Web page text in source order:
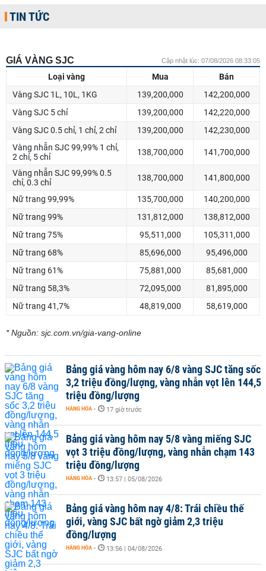
TIN TỨC
GIÁ VÀNG SJC Cập nhật lúc: 07/08/2026 08:33:05
Loại vàng Mua
Bán
Vàng SJC 1L, 10L, 1KG
139,200,000
142,200,000
Vàng SJC 5 chỉ
139,200,000
142,220,000
Vàng SJC 0.5 chỉ, 1 chỉ, 2 chỉ
139,200,000
142,230,000
Vàng nhẫn SJC 99,99% 1 chỉ,
2 chỉ, 5 chỉ
138,700,000 141,700,000
Vàng nhẫn SJC 99,99% 0.5
chỉ, 0.3 chỉ
138,700,000 141,800,000
Nữ trang 99,99% 135,700,000
140,200,000
Nữ trang 99%
131,812,000
138,812,000
Nữ trang 75%
95,511,000
105,311,000
Nữ trang 68%
85,696,000
95,496,000
Nữ trang 61%
75,881,000
85,681,000
Nữ trang 58,3%
72,095,000
81,895,000
Nữ trang 41,7%
48,819,000 58,619,000
* Nguồn: sjc.com.vn/gia-vang-online
Bảng giá vàng hôm nay 6/8 vàng SJC tăng sốc
3,2 triệu đồng/lượng, vàng nhẫn vọt lên 144,5
triệu đồng/lượng
HÀNG HÓA - 17 giờ trước
Bảng giá vàng hôm nay 5/8 vàng miếng SJC
vọt 3 triệu đồng/lượng, vàng nhẫn chạm 143
triệu đồng/lượng
HÀNG HÓA - 13:57 | 05/08/2026
Bảng giá vàng hôm nay 4/8: Trái chiều thế
giới, vàng SJC bất ngờ giảm 2,3 triệu
đồng/lượng
HÀNG HÓA - 13:56 | 04/08/2026